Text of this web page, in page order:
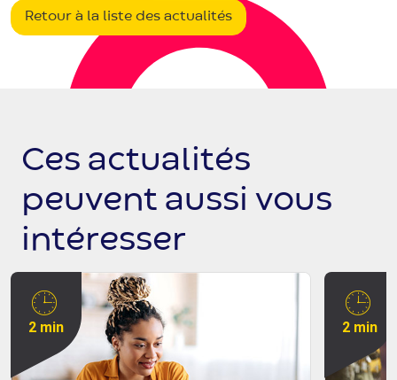
Retour à la liste des actualités
Ces actualités
peuvent aussi vous
intéresser
2 min 2 min